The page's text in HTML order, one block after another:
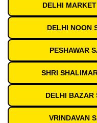
DELHI
DELHI NOON
PESHAWAR
SHRI
DELHI BAZAR
VRINDAVAN